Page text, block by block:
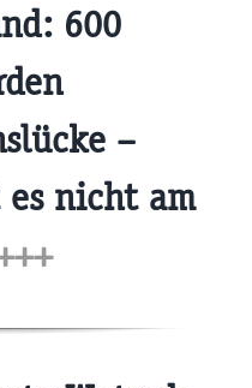
600
–
nicht am